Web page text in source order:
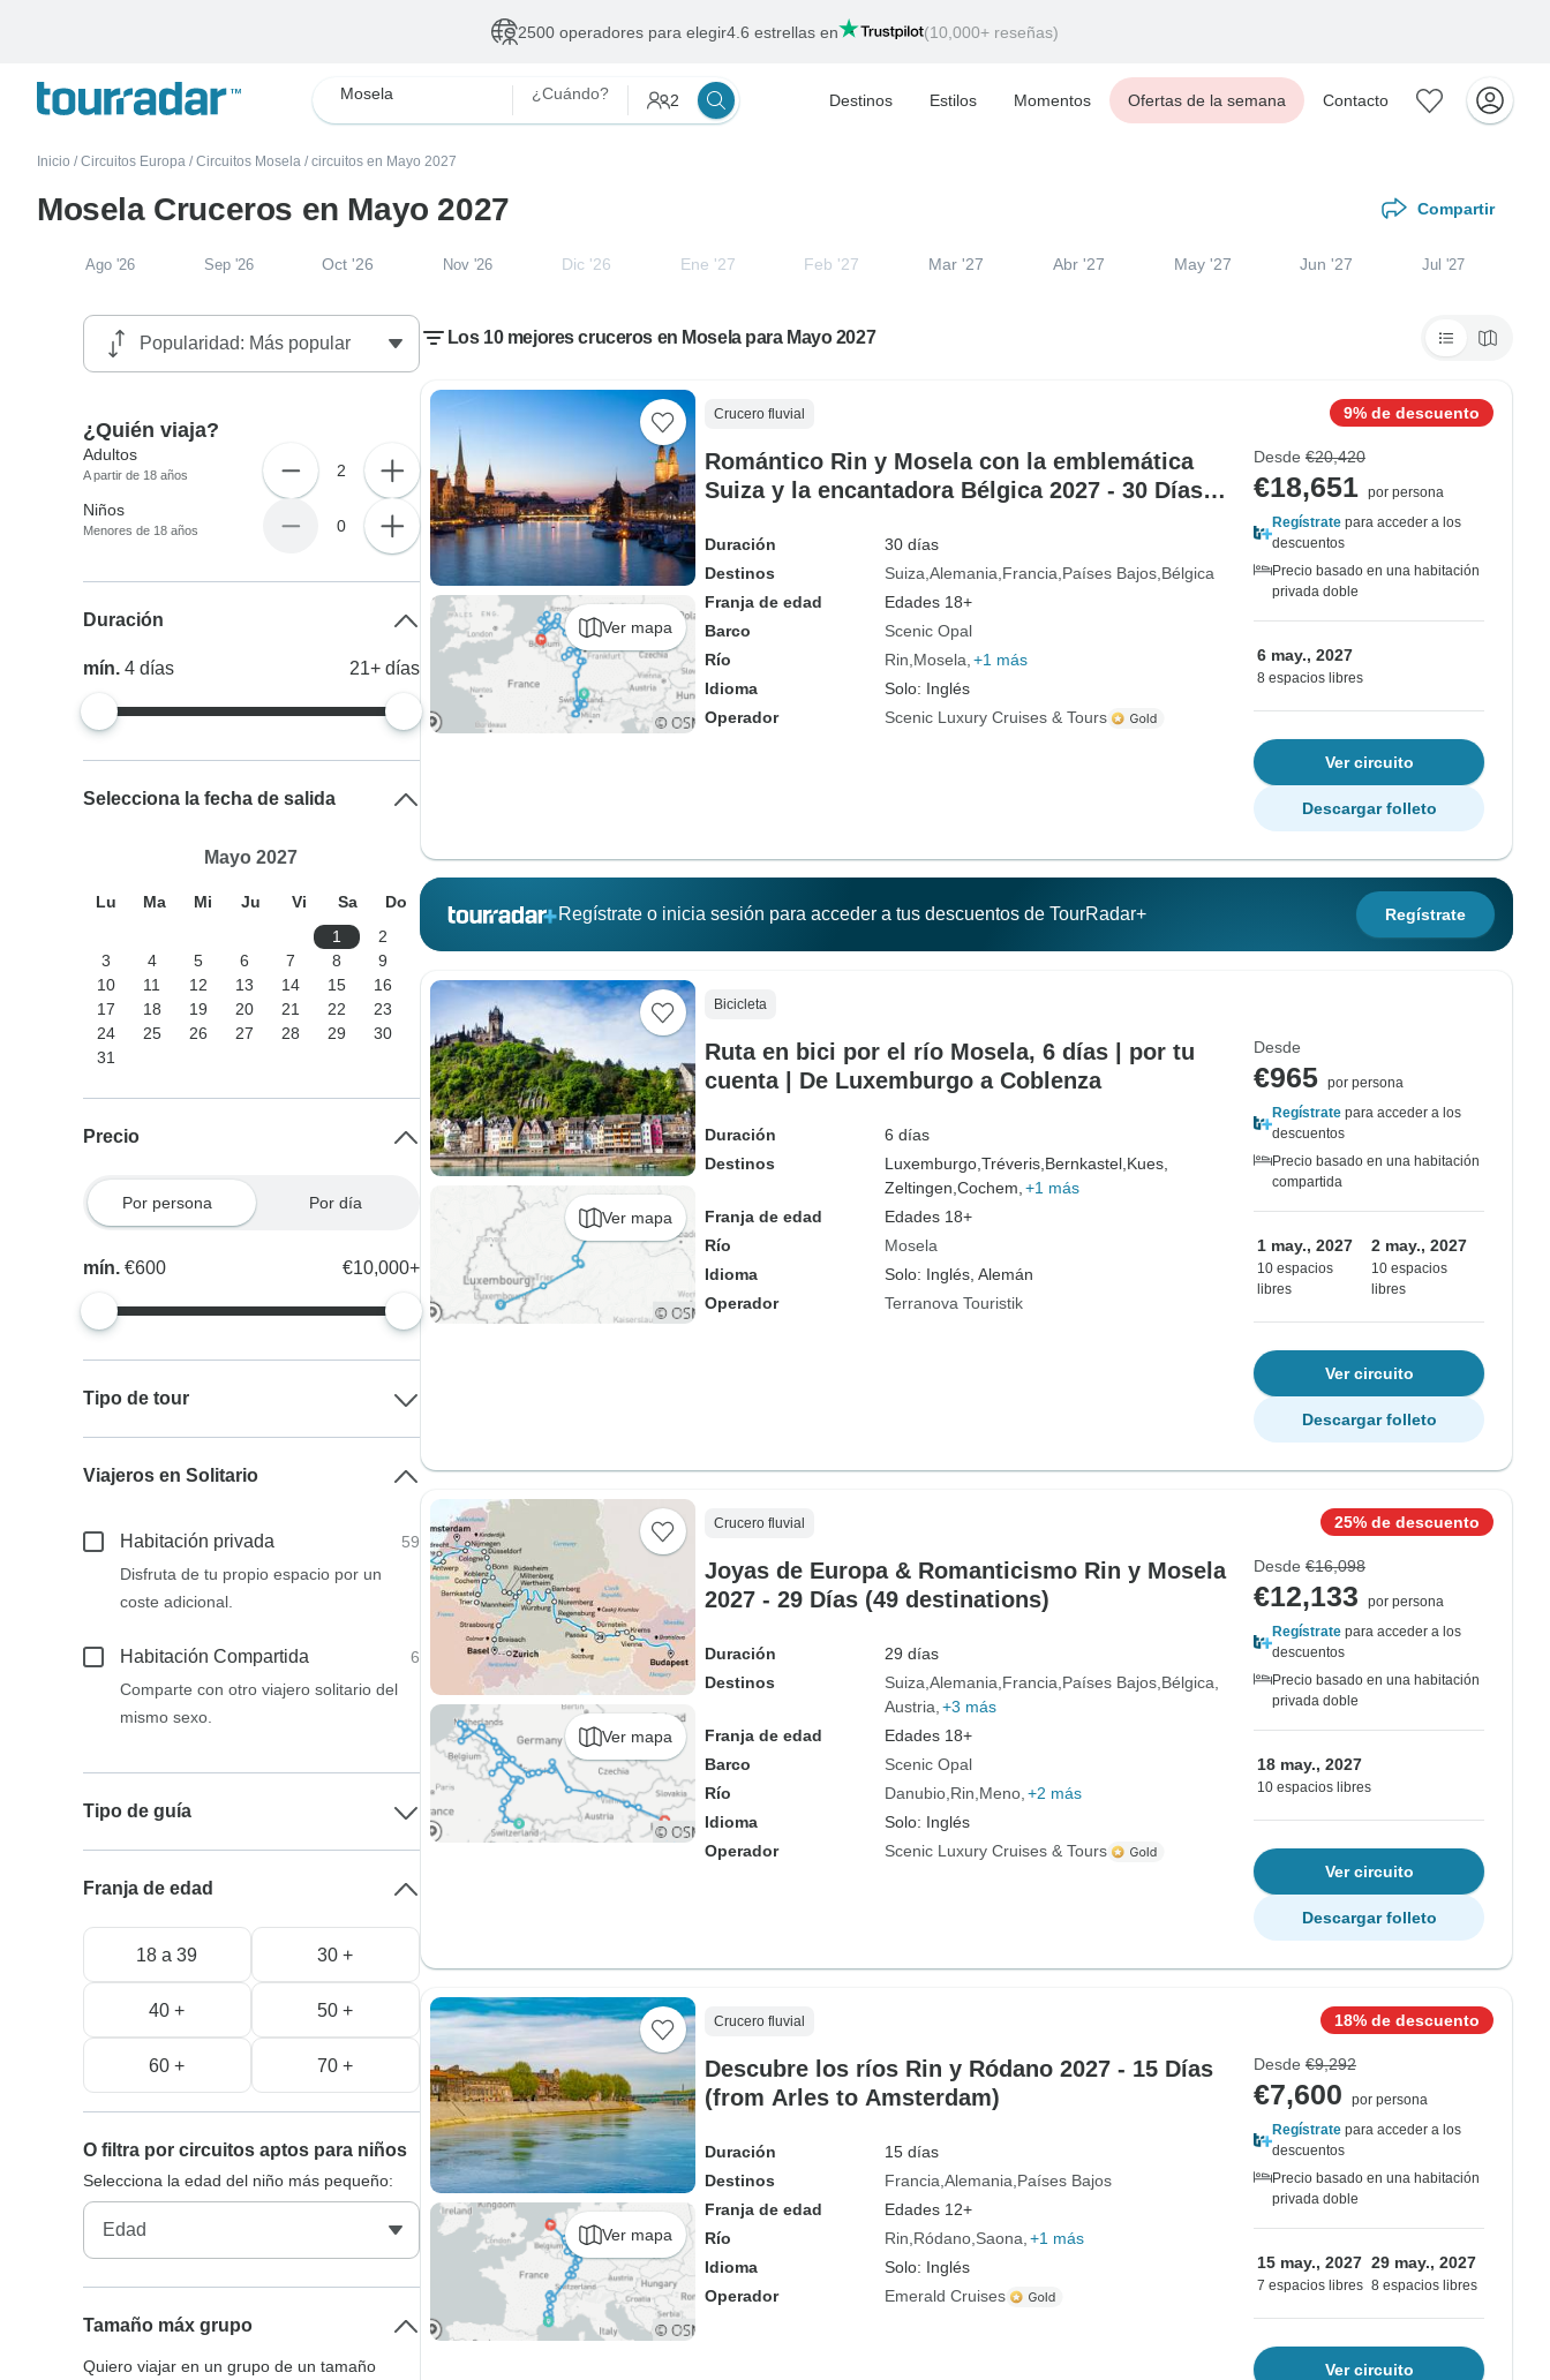
2500 operadores para elegir4.6 estrellas en (10,000+ reseñas)
Mosela ¿Cuándo? 2 Destinos Estilos Momentos Ofertas de la semana Contacto
Inicio / Circuitos Europa / Circuitos Mosela / circuitos en Mayo 2027
Mosela Cruceros en Mayo 2027 Compartir
Ago '26 Sep '26 Oct '26 Nov '26 Dic '26 Ene '27 Feb '27 Mar '27 Abr '27 May '27 Jun '27 Jul '27
Los 10 mejores cruceros en Mosela para Mayo 2027
Ver mapa
Crucero fluvial
Romántico Rin y Mosela con la emblemática
Suiza y la encantadora Bélgica 2027 - 30 Días
Duración
30 días
Destinos
Suiza Alemania Francia Países Bajos Bélgica
Franja de edad
Edades 18+
Barco
Scenic Opal
Río
Rin Mosela +1 más
Idioma
Solo: Inglés
Operador
Scenic Luxury Cruises & Tours
9% de descuento
Desde €20,420
€18,651 por persona
Regístrate para acceder a los
descuentos
Precio basado en una habitación
privada doble
6 may., 2027
8 espacios libres
Ver circuito
Descargar folleto
Regístrate o inicia sesión para acceder a tus descuentos de TourRadar+ Regístrate
Ver mapa
Bicicleta
Ruta en bici por el río Mosela, 6 días | por tu
cuenta | De Luxemburgo a Coblenza
Duración
6 días
Destinos
Luxemburgo, Tréveris, Bernkastel, Kues,
Zeltingen, Cochem, +1 más
Franja de edad
Edades 18+
Río
Mosela
Idioma
Solo: Inglés, Alemán
Operador
Terranova Touristik
Desde
€965 por persona
Regístrate para acceder a los
descuentos
Precio basado en una habitación
compartida
1 may., 2027
10 espacios
libres
2 may., 2027
10 espacios
libres
Ver circuito
Descargar folleto
Ver mapa
Crucero fluvial
Joyas de Europa & Romanticismo Rin y Mosela
2027 - 29 Días (49 destinations)
Duración
29 días
Destinos
Suiza Alemania Francia Países Bajos Bélgica
Austria +3 más
Franja de edad
Edades 18+
Barco
Scenic Opal
Río
Danubio Rin Meno +2 más
Idioma
Solo: Inglés
Operador
Scenic Luxury Cruises & Tours
25% de descuento
Desde €16,098
€12,133
por persona
Regístrate para acceder a los
descuentos
Precio basado en una habitación
privada doble
18 may., 2027
10 espacios libres
Ver circuito
Descargar folleto
Ver mapa
Crucero fluvial
Descubre los ríos Rin y Ródano 2027 - 15 Días
(from Arles to Amsterdam)
Duración
15 días
Destinos
Francia Alemania Países Bajos
Franja de edad
Edades 12+
Río
Rin Ródano Saona +1 más
Idioma
Solo: Inglés
Operador
Emerald Cruises
18% de descuento
Desde €9,292
€7,600
por persona
Regístrate para acceder a los
descuentos
Precio basado en una habitación
privada doble
15 may., 2027
7 espacios libres
29 may., 2027
8 espacios libres
Ver circuito
¿Quién viaja?
Adultos
A partir de 18 años 2
Niños
Menores de 18 años 0
Duración
mín.4días 21+ días
Selecciona la fecha de salida
Mayo 2027
Lu Ma Mi Ju Vi Sa
Do
1
2
3
4 5 6 7 8
9
10
11 12 13 14 15
16
17
18 19 20 21 22
23
24
25 26 27 28 29
30
31
Precio
Por persona Por día
mín.€600 €10,000+
Tipo de tour
Viajeros en Solitario
Habitación privada
59
Disfruta de tu propio espacio por un
coste adicional.
Habitación Compartida
6
Comparte con otro viajero solitario del
mismo sexo.
Tipo de guía
Franja de edad
18 a 39 30 +
40 + 50 +
60 + 70 +
O filtra por circuitos aptos para niños
Selecciona la edad del niño más pequeño:
Tamaño máx grupo
Quiero viajar en un grupo de un tamaño